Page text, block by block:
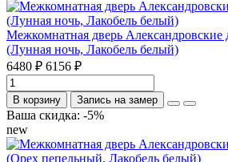
Межкомнатная дверь Александровские
(Лунная ночь, Лакобель белый)
6480 ₽ 6156 ₽
В корзину Запись на замер
Ваша скидка: -5%
new